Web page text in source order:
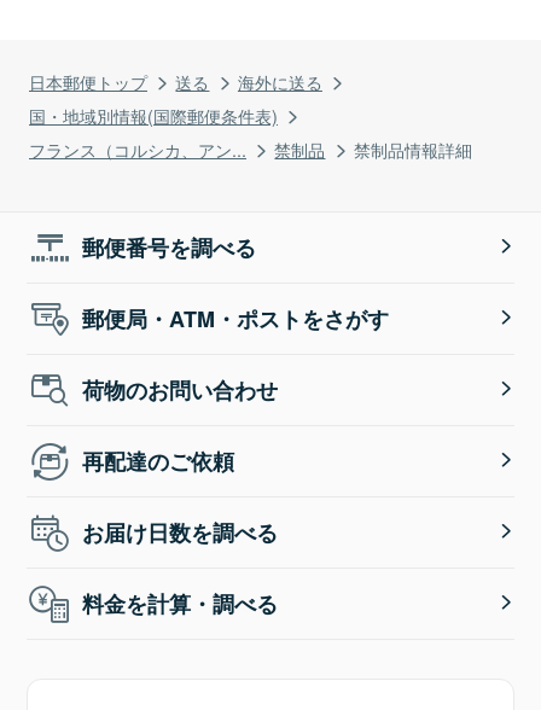
日本郵便トップ 送る
海外に送る
国・地域別情報(国際郵便条件表)
フランス（コルシカ、アン...
禁制品 禁制品情報詳細
郵便番号を調べる
郵便局・ATM・ポストをさがす
荷物のお問い合わせ
再配達のご依頼
お届け日数を調べる
料金を計算・調べる